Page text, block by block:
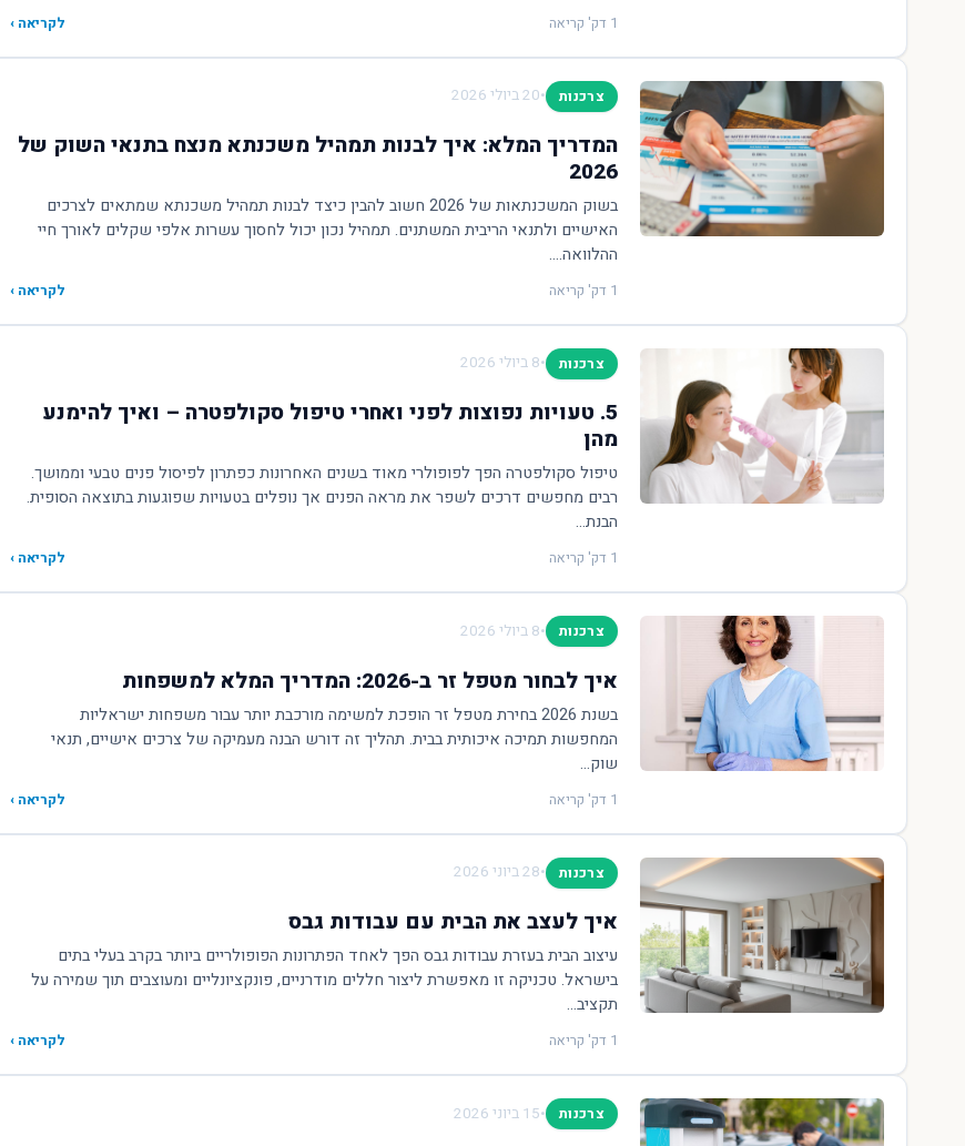
1 דק' קריאה לקריאה ›
צרכנות •20 ביולי 2026
המדריך המלא: איך לבנות תמהיל משכנתא מנצח בתנאי השוק של
2026
בשוק המשכנתאות של 2026 חשוב להבין כיצד לבנות תמהיל משכנתא שמתאים לצרכים
האישיים ולתנאי הריבית המשתנים. תמהיל נכון יכול לחסוך עשרות אלפי שקלים לאורך חיי
ההלוואה....
1 דק' קריאה לקריאה ›
צרכנות •8 ביולי 2026
5. טעויות נפוצות לפני ואחרי טיפול סקולפטרה – ואיך להימנע
מהן
טיפול סקולפטרה הפך לפופולרי מאוד בשנים האחרונות כפתרון לפיסול פנים טבעי וממושך.
רבים מחפשים דרכים לשפר את מראה הפנים אך נופלים בטעויות שפוגעות בתוצאה הסופית.
הבנת...
1 דק' קריאה לקריאה ›
צרכנות •8 ביולי 2026
איך לבחור מטפל זר ב-2026: המדריך המלא למשפחות
בשנת 2026 בחירת מטפל זר הופכת למשימה מורכבת יותר עבור משפחות ישראליות
המחפשות תמיכה איכותית בבית. תהליך זה דורש הבנה מעמיקה של צרכים אישיים, תנאי
שוק...
1 דק' קריאה לקריאה ›
צרכנות •28 ביוני 2026
איך לעצב את הבית עם עבודות גבס
עיצוב הבית בעזרת עבודות גבס הפך לאחד הפתרונות הפופולריים ביותר בקרב בעלי בתים
בישראל. טכניקה זו מאפשרת ליצור חללים מודרניים, פונקציונליים ומעוצבים תוך שמירה על
תקציב...
1 דק' קריאה לקריאה ›
צרכנות •15 ביוני 2026